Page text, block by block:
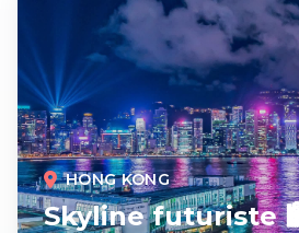
HONG KONG
Skyline futuriste